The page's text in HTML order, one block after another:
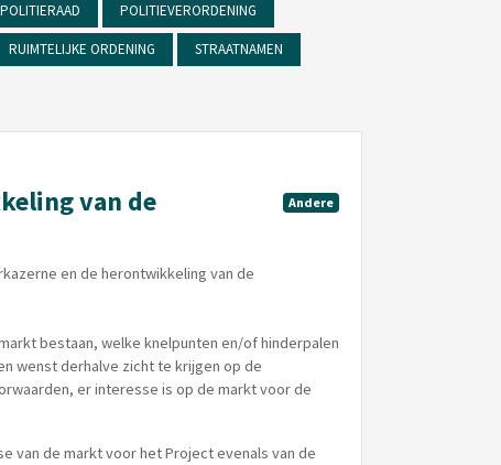
POLITIERAAD POLITIEVERORDENING
RUIMTELIJKE ORDENING STRAATNAMEN
Andere
van de
en de herontwikkeling van de
bestaan, welke knelpunten en/of hinderpalen
wenst derhalve zicht te krijgen op de
er interesse is op de markt voor de
van de markt voor het Project evenals van de